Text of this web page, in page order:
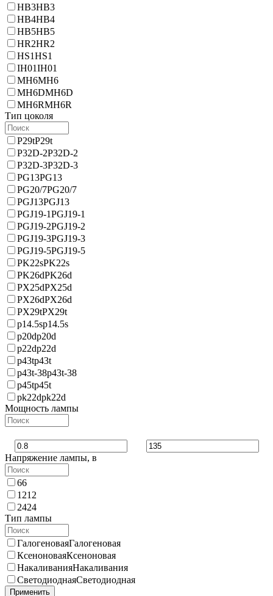
HB3HB3
HB4HB4
HB5HB5
HR2HR2
HS1HS1
IH01IH01
MH6MH6
MH6DMH6D
MH6RMH6R
Тип цоколя
P29tP29t
P32D-2P32D-2
P32D-3P32D-3
PG13PG13
PG20/7PG20/7
PGJ13PGJ13
PGJ19-1PGJ19-1
PGJ19-2PGJ19-2
PGJ19-3PGJ19-3
PGJ19-5PGJ19-5
PK22sPK22s
PK26dPK26d
PX25dPX25d
PX26dPX26d
PX29tPX29t
p14.5sp14.5s
p20dp20d
p22dp22d
p43tp43t
p43t-38p43t-38
p45tp45t
pk22dpk22d
Мощность лампы
Напряжение лампы, в
66
1212
2424
Тип лампы
ГалогеноваяГалогеновая
КсеноноваяКсеноновая
НакаливанияНакаливания
СветодиоднаяСветодиодная